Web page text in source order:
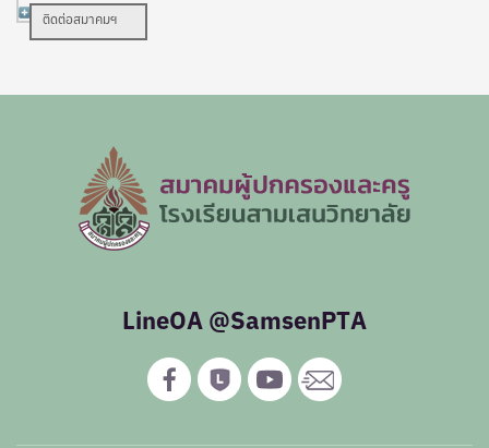
ติดต่อสมาคมฯ
LineOA @SamsenPTA